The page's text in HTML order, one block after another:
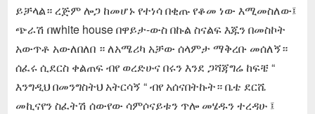
ይቻላል። ረጅም ሎጋ ከመሆኑ የተነሳ በቂጡ የቆመ ነው እሚመስለው፤
ጭራሽ በwhite house በዋይታ-ውስ በኩል ስናልፍ እጁን በመስኮት
አውጥቶ አውለበለበ ። ለአሜሪካ አቻው ሰላምታ ማቅረቡ መሰለኝ።
ሰፈሩ ሲደርስ ቀልጠፍ ብየ ወረድሁና በሩን እንደ ጋሻጃግሬ ከፍቼ “
እንግዲህ በመንግስትህ አትርሳኝ “ ብየ አሰናበትኩት። ቤቴ ደርሼ
መኪናየን ስፈትሽ ሰውየው ሳምሶናይቱን ጥሎ መሄዱን ተረዳሁ ፤